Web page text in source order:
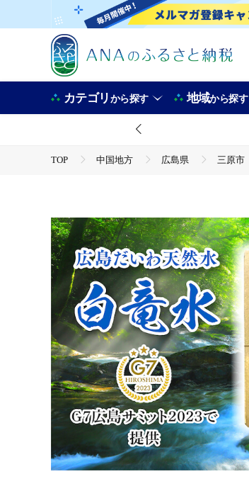
カテゴリから探す 地域から探す
TOP 中国地方 広島県 三原市